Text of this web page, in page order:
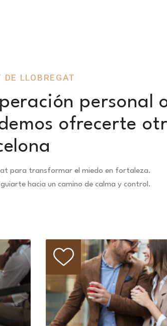
LLOBREGAT
personal
ofrecerte
para transformar el miedo en fortaleza.
hacia un camino de calma y control.